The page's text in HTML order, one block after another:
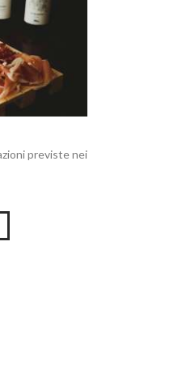
previste nei